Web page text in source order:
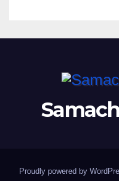
Proudly powered by